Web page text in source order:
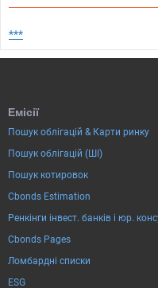
***
Емісії
Пошук облігацій & Карти ринку
Пошук облігацій (ШІ)
Пошук котировок
Cbonds Estimation
Ренкінги інвест. банків і юр.
Cbonds Pages
Ломбардні списки
ESG